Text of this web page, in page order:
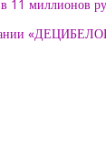
11 миллионов